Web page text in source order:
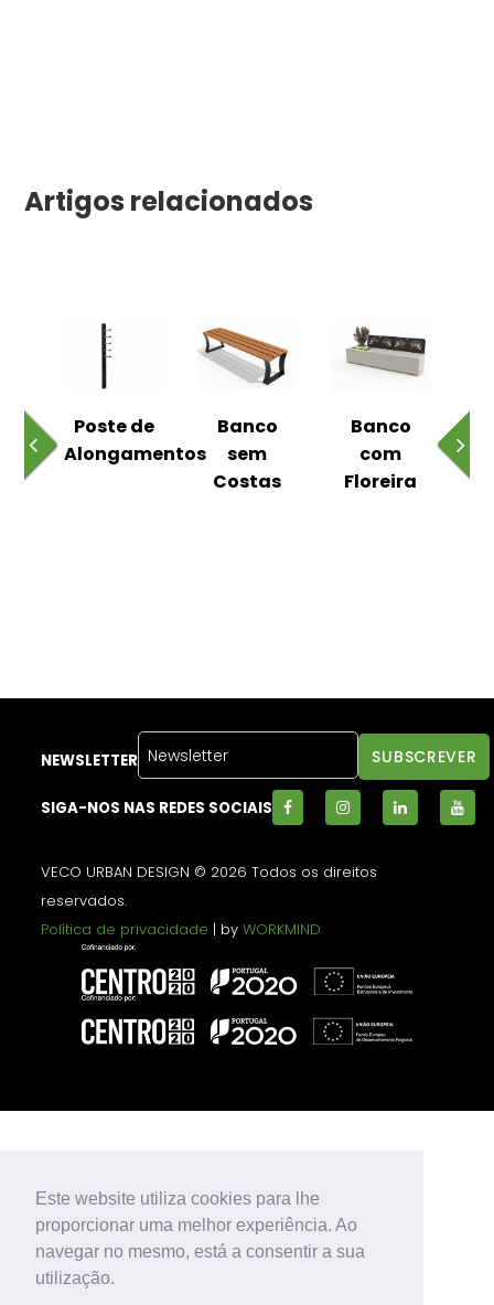
Este website utiliza cookies para lhe
proporcionar uma melhor experiência. Ao
navegar no mesmo, está a consentir a sua
utilização.
Artigos relacionados
Poste de
Alongamentos
Banco
sem
Costas
Banco
com
Floreira
NEWSLETTER
SIGA-NOS NAS REDES SOCIAIS
VECO URBAN DESIGN © 2026 Todos os direitos
reservados.
Política de privacidade | byWORKMIND